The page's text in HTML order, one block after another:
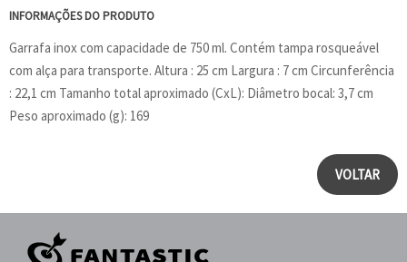
INFORMAÇÕES DO PRODUTO
Garrafa inox com capacidade de 750 ml. Contém tampa rosqueável
com alça para transporte. Altura : 25 cm Largura : 7 cm Circunferência
: 22,1 cm Tamanho total aproximado (CxL): Diâmetro bocal: 3,7 cm
Peso aproximado (g): 169
VOLTAR